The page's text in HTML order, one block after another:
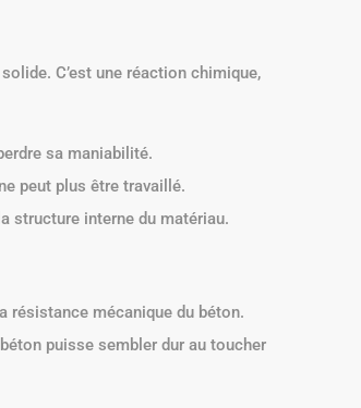
C’est une réaction chimique,
sa maniabilité.
peut plus être travaillé.
structure interne du matériau.
résistance mécanique du béton.
puisse sembler dur au toucher